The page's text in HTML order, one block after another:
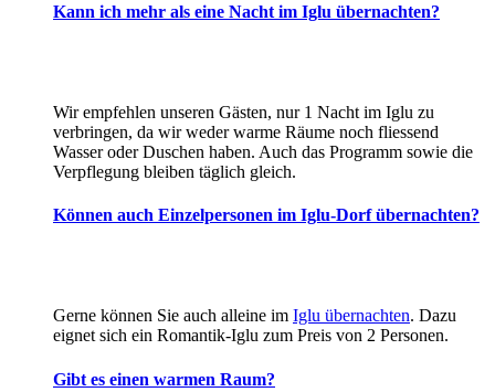
Kann ich mehr als eine Nacht im Iglu übernachten?
Wir empfehlen unseren Gästen, nur 1 Nacht im Iglu zu
verbringen, da wir weder warme Räume noch fliessend
Wasser oder Duschen haben. Auch das Programm sowie die
Verpflegung bleiben täglich gleich.
Können auch Einzelpersonen im Iglu-Dorf übernachten?
Gerne können Sie auch alleine im Iglu übernachten. Dazu
eignet sich ein Romantik-Iglu zum Preis von 2 Personen.
Gibt es einen warmen Raum?